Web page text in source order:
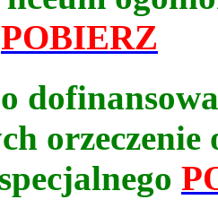
POBIERZ
orzeczenie